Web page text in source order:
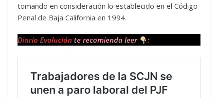
tomando en consideración lo establecido en el Código
Penal de Baja California en 1994.
Diario Evolución te recomienda leer :